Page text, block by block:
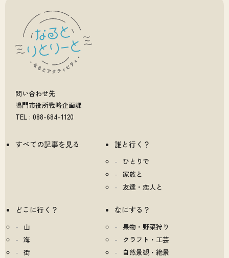
問い合わせ先
鳴門市役所戦略企画課
TEL : 088-684-1120
すべての記事を見る 誰と行く？
ひとりで
家族と
友達・恋人と
どこに行く？
山
海
街
なにする？
果物・野菜狩り
クラフト・工芸
自然景観・絶景